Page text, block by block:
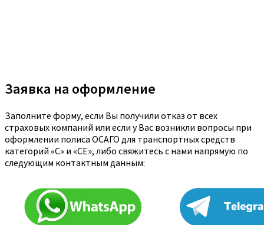
Заявка на оформление
Заполните форму, если Вы получили отказ от всех
страховых компаний или если у Вас возникли вопросы при
оформлении полиса ОСАГО для транспортных средств
категорий «C» и «CE», либо свяжитесь с нами напрямую по
следующим контактным данным: